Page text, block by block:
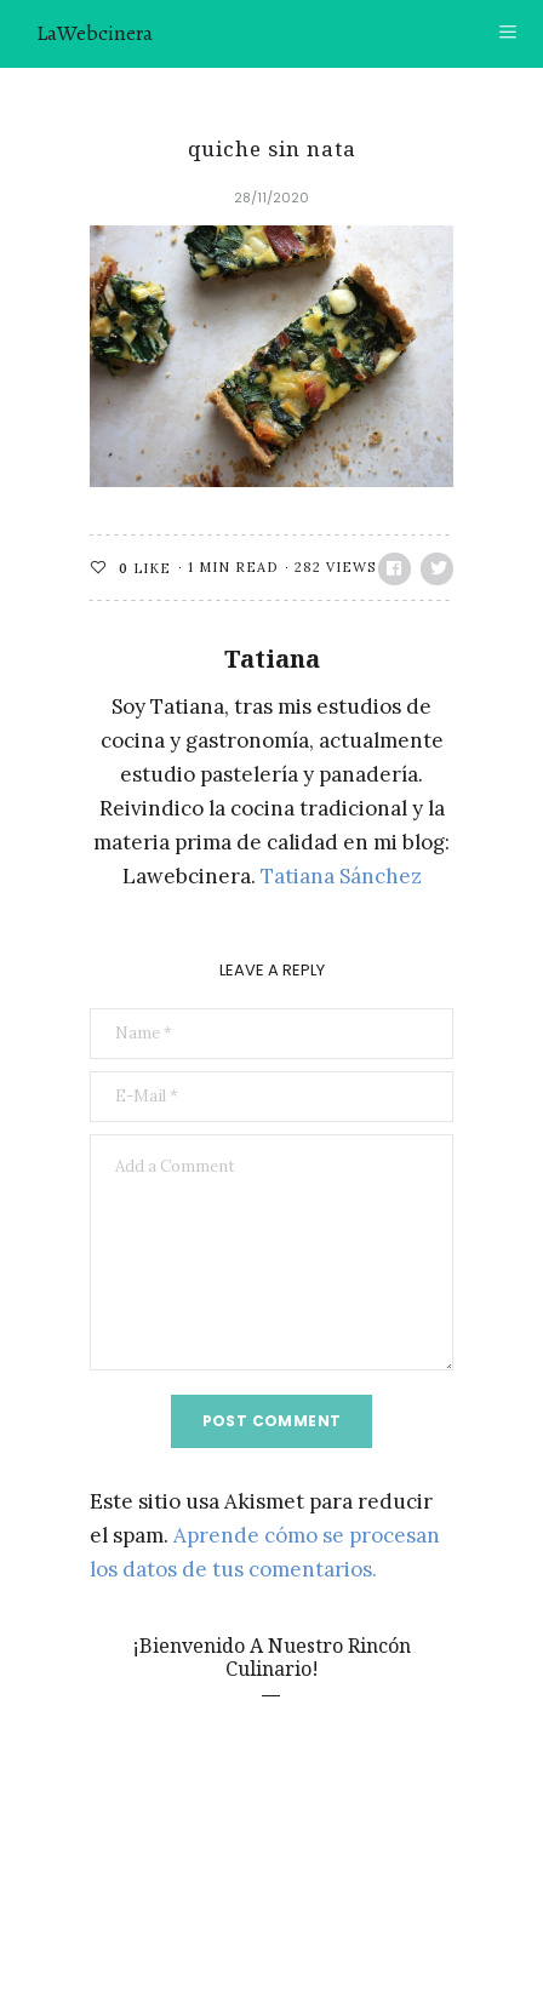
LaWebcinera
CONTACTO
SOBRE MÍ
¿TE GUSTARÍA UNIRTE A NUESTRA AVENTURA GASTRON
ÓMICA?
ÚNETE A LA NEWSLETTER
RECOMENDACIONES
quiche sin nata
28/11/2020
0 LIKE 1 MIN READ 282 VIEWS
Tatiana
Soy Tatiana, tras mis estudios de
cocina y gastronomía, actualmente
estudio pastelería y panadería.
Reivindico la cocina tradicional y la
materia prima de calidad en mi blog:
Lawebcinera. Tatiana Sánchez
LEAVE A REPLY
Este sitio usa Akismet para reducir
el spam. Aprende cómo se procesan
los datos de tus comentarios.
¡Bienvenido A Nuestro Rincón
Culinario!